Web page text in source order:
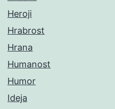
Heroji
Hrabrost
Hrana
Humanost
Humor
Ideja